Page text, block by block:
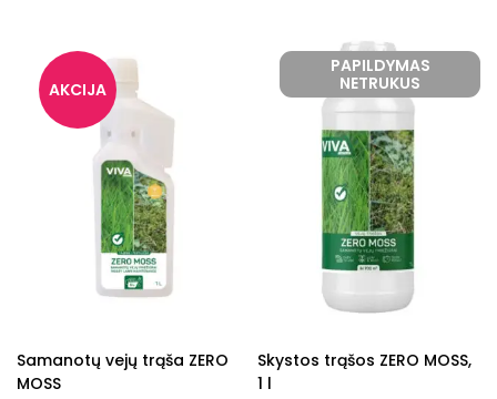
Samanotų vejų trąša ZERO
MOSS
PAPILDYMAS
NETRUKUS
Skystos trąšos ZERO MOSS,
1 l